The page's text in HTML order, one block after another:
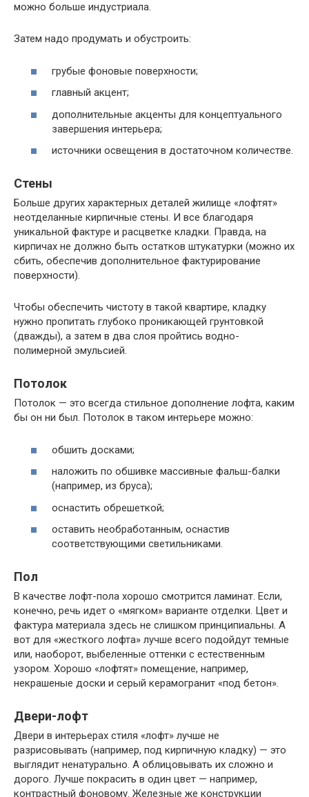
можно больше индустриала.
Затем надо продумать и обустроить:
грубые фоновые поверхности;
главный акцент;
дополнительные акценты для концептуального
завершения интерьера;
источники освещения в достаточном количестве.
Стены
Больше других характерных деталей жилище «лофтят»
неотделанные кирпичные стены. И все благодаря
уникальной фактуре и расцветке кладки. Правда, на
кирпичах не должно быть остатков штукатурки (можно их
сбить, обеспечив дополнительное фактурирование
поверхности).
Чтобы обеспечить чистоту в такой квартире, кладку
нужно пропитать глубоко проникающей грунтовкой
(дважды), а затем в два слоя пройтись водно-
полимерной эмульсией.
Потолок
Потолок — это всегда стильное дополнение лофта, каким
бы он ни был. Потолок в таком интерьере можно:
обшить досками;
наложить по обшивке массивные фальш-балки
(например, из бруса);
оснастить обрешеткой;
оставить необработанным, оснастив
соответствующими светильниками.
Пол
В качестве лофт-пола хорошо смотрится ламинат. Если,
конечно, речь идет о «мягком» варианте отделки. Цвет и
фактура материала здесь не слишком принципиальны. А
вот для «жесткого лофта» лучше всего подойдут темные
или, наоборот, выбеленные оттенки с естественным
узором. Хорошо «лофтят» помещение, например,
некрашеные доски и серый керамогранит «под бетон».
Двери-лофт
Двери в интерьерах стиля «лофт» лучше не
разрисовывать (например, под кирпичную кладку) — это
выглядит ненатурально. А облицовывать их сложно и
дорого. Лучше покрасить в один цвет — например,
контрастный фоновому. Железные же конструкции